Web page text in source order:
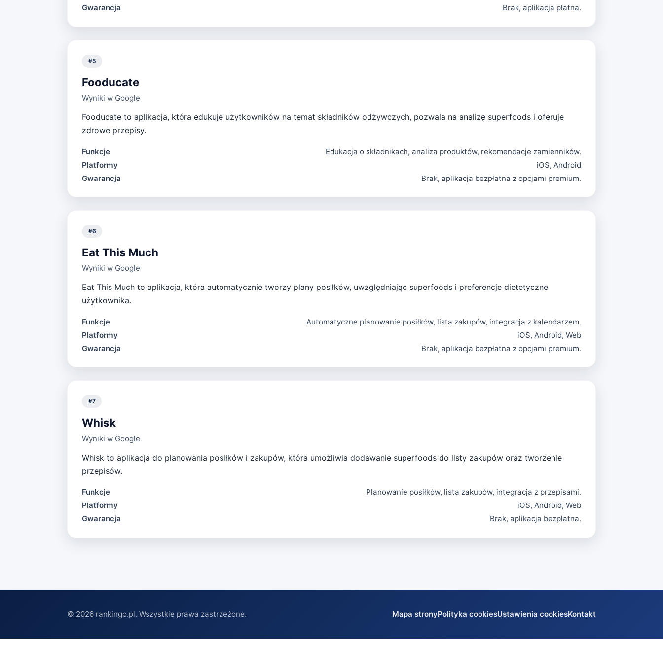
Gwarancja
Brak, aplikacja płatna.
#5
Fooducate
Wyniki w Google
Fooducate to aplikacja, która edukuje użytkowników na temat składników odżywczych, pozwala na analizę superfoods i oferuje
zdrowe przepisy.
Funkcje
Edukacja o składnikach, analiza produktów, rekomendacje zamienników.
Platformy
iOS, Android
Gwarancja
Brak, aplikacja bezpłatna z opcjami premium.
#6
Eat This Much
Wyniki w Google
Eat This Much to aplikacja, która automatycznie tworzy plany posiłków, uwzględniając superfoods i preferencje dietetyczne
użytkownika.
Funkcje
Automatyczne planowanie posiłków, lista zakupów, integracja z kalendarzem.
Platformy
iOS, Android, Web
Gwarancja
Brak, aplikacja bezpłatna z opcjami premium.
#7
Whisk
Wyniki w Google
Whisk to aplikacja do planowania posiłków i zakupów, która umożliwia dodawanie superfoods do listy zakupów oraz tworzenie
przepisów.
Funkcje
Planowanie posiłków, lista zakupów, integracja z przepisami.
Platformy
iOS, Android, Web
Gwarancja
Brak, aplikacja bezpłatna.
© 2026 rankingo.pl. Wszystkie prawa zastrzeżone. Mapa stronyPolityka cookiesUstawienia cookiesKontakt